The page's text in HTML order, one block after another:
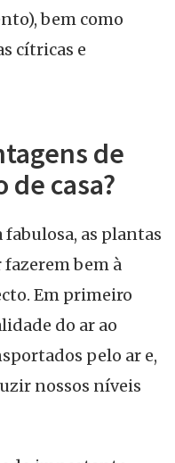
bem como
cítricas e
de
casa?
as plantas
fazerem bem à
Em primeiro
do ar ao
pelo ar e,
nossos níveis